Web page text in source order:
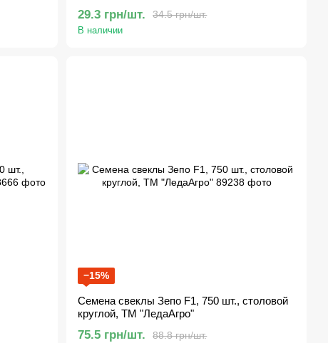
34.5 грн/шт.
29.3 грн/шт.
В наличии
−15%
Семена свеклы Зепо F1, 750 шт., столовой
круглой, ТМ "ЛедаАгро"
88.8 грн/шт.
75.5 грн/шт.